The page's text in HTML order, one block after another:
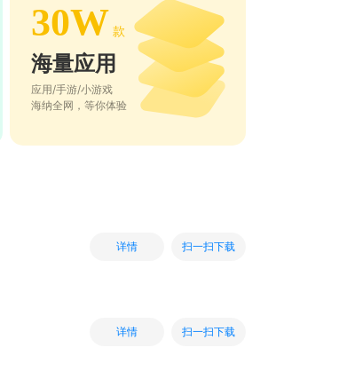
30W 款
海量应用
应用/手游/小游戏
海纳全网，等你体验
详情 扫一扫下载
详情 扫一扫下载